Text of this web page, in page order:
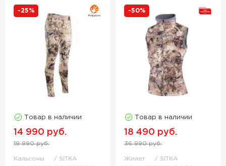
-25%
Товар в наличии
14 990 руб.
19 990 руб.
Кальсоны SITKA
-50%
Товар в наличии
18 490 руб.
36 990 руб.
Жилет SITKA